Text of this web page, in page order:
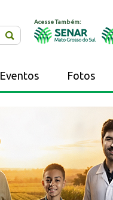
Acesse Também:
Eventos Fotos